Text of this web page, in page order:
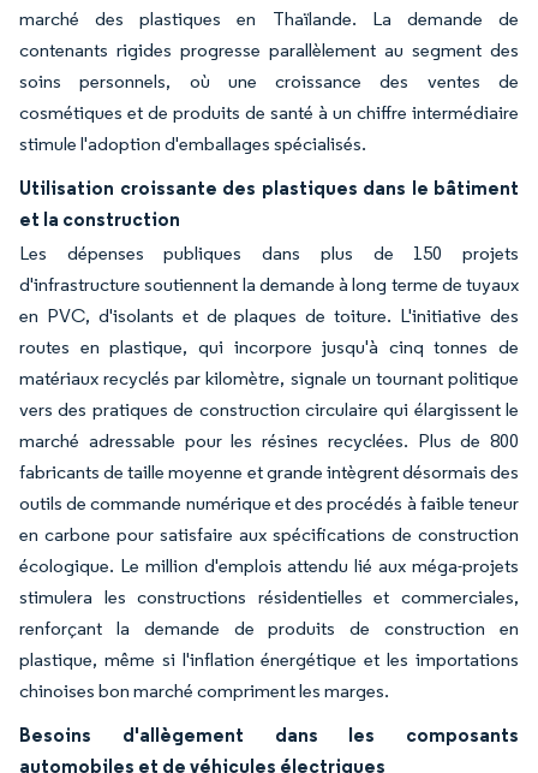
marché des plastiques en Thaïlande. La demande de
contenants rigides progresse parallèlement au segment des
soins personnels, où une croissance des ventes de
cosmétiques et de produits de santé à un chiffre intermédiaire
stimule l'adoption d'emballages spécialisés.
Utilisation croissante des plastiques dans le bâtiment
et la construction
Les dépenses publiques dans plus de 150 projets
d'infrastructure soutiennent la demande à long terme de tuyaux
en PVC, d'isolants et de plaques de toiture. L'initiative des
routes en plastique, qui incorpore jusqu'à cinq tonnes de
matériaux recyclés par kilomètre, signale un tournant politique
vers des pratiques de construction circulaire qui élargissent le
marché adressable pour les résines recyclées. Plus de 800
fabricants de taille moyenne et grande intègrent désormais des
outils de commande numérique et des procédés à faible teneur
en carbone pour satisfaire aux spécifications de construction
écologique. Le million d'emplois attendu lié aux méga-projets
stimulera les constructions résidentielles et commerciales,
renforçant la demande de produits de construction en
plastique, même si l'inflation énergétique et les importations
chinoises bon marché compriment les marges.
Besoins d'allègement dans les composants
automobiles et de véhicules électriques